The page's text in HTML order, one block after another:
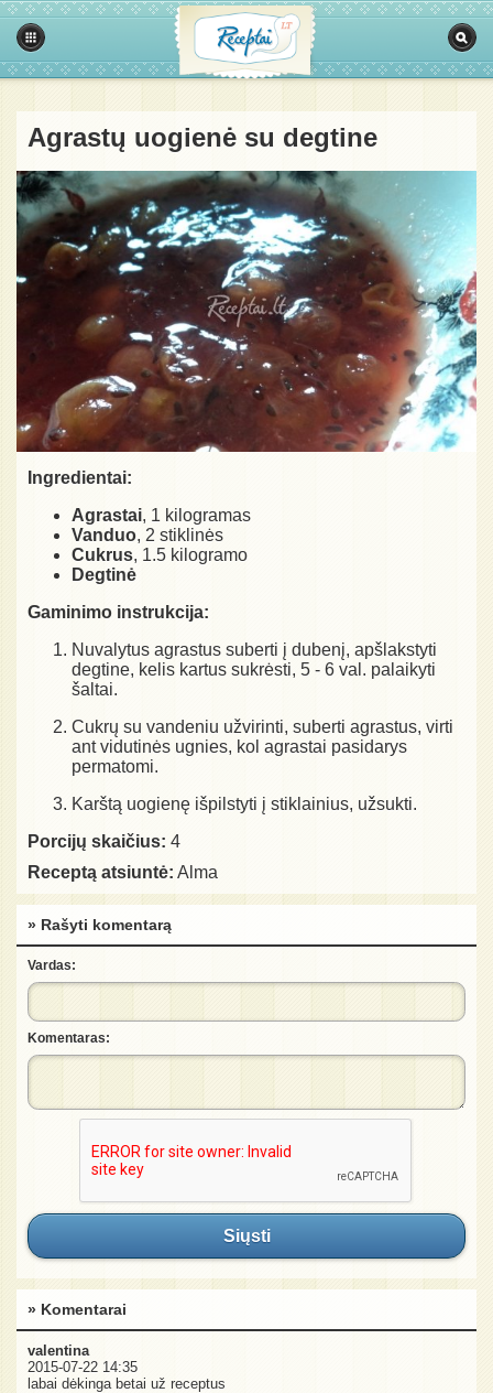
Agrastų uogienė su degtine
Ingredientai:
Agrastai, 1 kilogramas
Vanduo, 2 stiklinės
Cukrus, 1.5 kilogramo
Degtinė
Gaminimo instrukcija:
Nuvalytus agrastus suberti į dubenį, apšlakstyti
degtine, kelis kartus sukrėsti, 5 - 6 val. palaikyti
šaltai.
Cukrų su vandeniu užvirinti, suberti agrastus, virti
ant vidutinės ugnies, kol agrastai pasidarys
permatomi.
Karštą uogienę išpilstyti į stiklainius, užsukti.
Porcijų skaičius: 4
Receptą atsiuntė: Alma
» Rašyti komentarą
Vardas:
Komentaras:
Siųsti
» Komentarai
valentina
2015-07-22 14:35
labai dėkinga betai už receptus